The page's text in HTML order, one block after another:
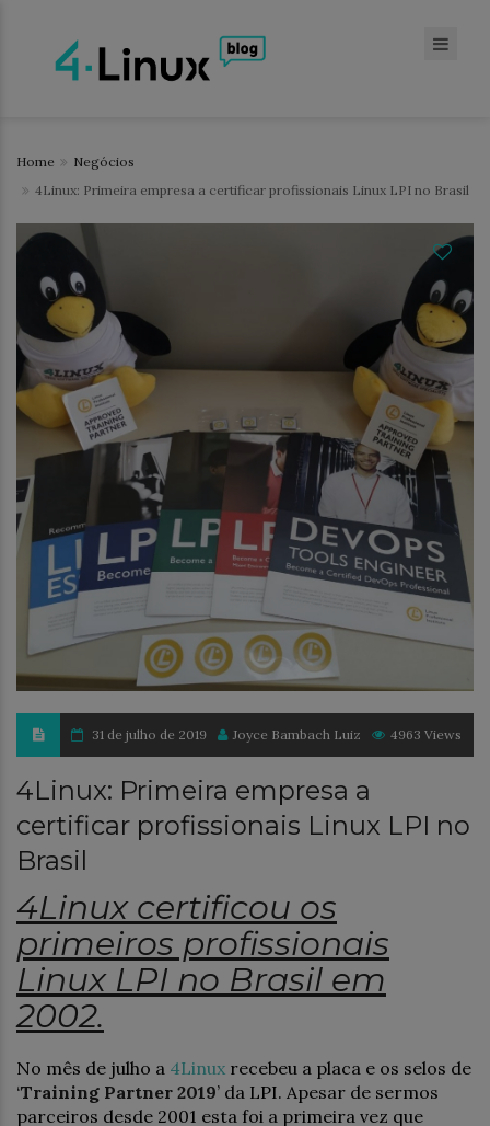
Home
Negócios
4Linux: Primeira empresa a certificar profissionais Linux LPI no Brasil
31 de julho de 2019 Joyce Bambach Luiz 4963 Views
4Linux: Primeira empresa a
certificar profissionais Linux LPI no
Brasil
4Linux certificou os
primeiros profissionais
Linux LPI no Brasil em
2002.
No mês de julho a 4Linux recebeu a placa e os selos de
‘Training Partner 2019’ da LPI. Apesar de sermos
parceiros desde 2001 esta foi a primeira vez que